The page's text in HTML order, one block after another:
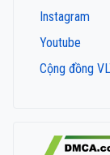
Instagram
Youtube
Cộng đồng